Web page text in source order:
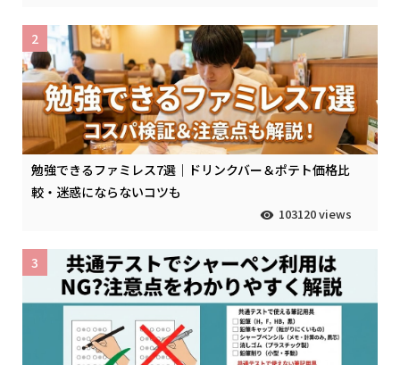
勉強できるファミレス7選｜ドリンクバー＆ポテト価格比
較・迷惑にならないコツも
103120 views
2
3